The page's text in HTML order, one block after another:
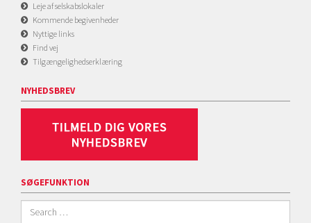
Leje af selskabslokaler
Kommende begivenheder
Nyttige links
Find vej
Tilgængelighedserklæring
NYHEDSBREV
SØGEFUNKTION